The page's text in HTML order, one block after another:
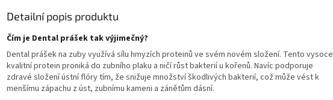
Detailní popis produktu
Čím je Dental prášek tak výjimečný?
Dental prášek na zuby využívá sílu hmyzích proteinů ve svém novém složení. Tento vysoce
kvalitní protein proniká do zubního plaku a ničí růst bakterií u kořenů. Navíc podporuje
zdravé složení ústní flóry tím, že snižuje množství škodlivých bakterií, což může vést k
menšímu zápachu z úst, zubnímu kameni a zánětům dásní.